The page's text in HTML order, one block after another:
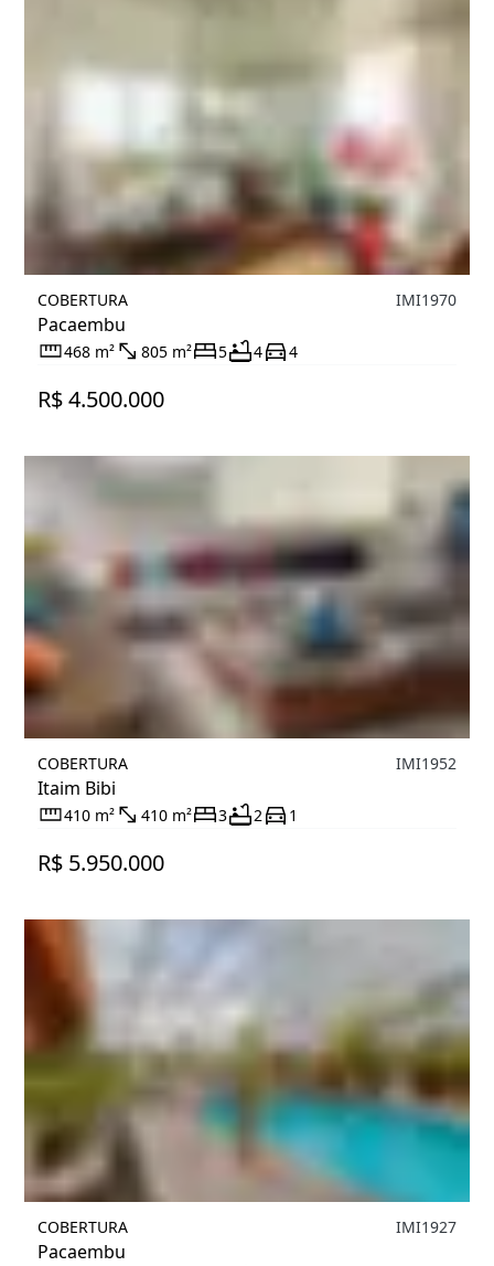
COBERTURA
Pacaembu
IMI1970
468 m² 805 m² 5 4 4
R$ 4.500.000
COBERTURA
Itaim Bibi
IMI1952
410 m² 410 m² 3 2 1
R$ 5.950.000
COBERTURA
Pacaembu
IMI1927